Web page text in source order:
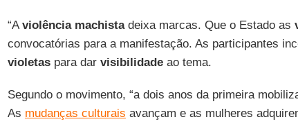
“Aviolência machistadeixa marcas. Que o Estado as
convocatórias para a manifestação. As participantes
violetaspara dar visibilidadeao tema.
Segundo o movimento, “a dois anos da primeira
As mudanças culturais avançam e as mulheres